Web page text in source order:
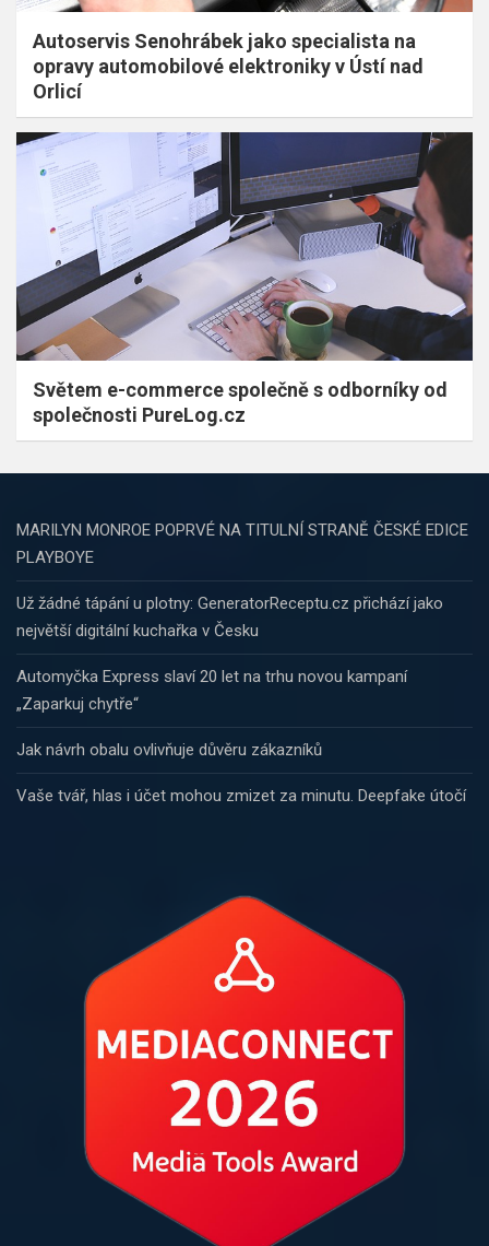
Autoservis Senohrábek jako specialista na
opravy automobilové elektroniky v Ústí nad
Orlicí
Světem e-commerce společně s odborníky od
společnosti PureLog.cz
MARILYN MONROE POPRVÉ NA TITULNÍ STRANĚ ČESKÉ EDICE
PLAYBOYE
Už žádné tápání u plotny: GeneratorReceptu.cz přichází jako
největší digitální kuchařka v Česku
Automyčka Express slaví 20 let na trhu novou kampaní
„Zaparkuj chytře“
Jak návrh obalu ovlivňuje důvěru zákazníků
Vaše tvář, hlas i účet mohou zmizet za minutu. Deepfake útočí